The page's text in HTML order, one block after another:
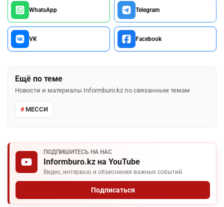
WhatsApp Telegram
VK Facebook
Ещё по теме
Новости и материалы Informburo.kz по связанным темам
МЕССИ
ПОДПИШИТЕСЬ НА НАС
Informburo.kz на YouTube
Видео, интервью и объяснения важных событий.
Подписаться